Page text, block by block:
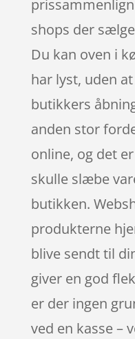
shops der
Du kan oven i
har lyst, uden
butikkers
anden stor
online, og det
skulle slæbe
butikken.
produkterne
blive sendt til
giver en god
er der ingen
ved en kasse –